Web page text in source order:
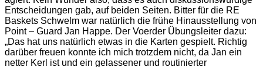
Entscheidungen gab, auf beiden Seiten. Bitter für die RE
Baskets Schwelm war natürlich die frühe Hinausstellung von
Point – Guard Jan Happe. Der Voerder Übungsleiter dazu:
„Das hat uns natürlich etwas in die Karten gespielt. Richtig
darüber freuen konnte ich mich trotzdem nicht, da Jan ein
netter Kerl ist und ein gelassener und routinierter